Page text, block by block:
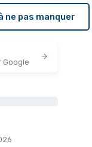
ne pas manquer